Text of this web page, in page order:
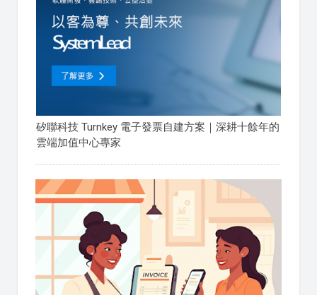
矽聯科技 Turnkey 電子發票自建方案｜深耕十餘年的
雲端加值中心專家